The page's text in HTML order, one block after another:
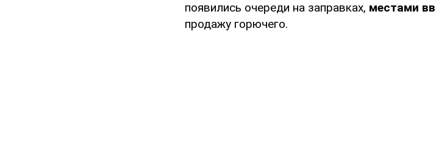
появились очереди на заправках, местами
продажу горючего.